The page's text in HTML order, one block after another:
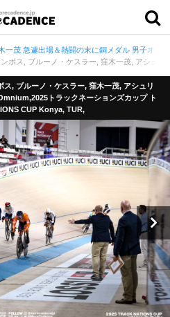
一茂 急遽出場＆熱闘の末に銅メダル 男子オム
ボス, ブルーノ・ケスラー, 窪木一茂, アシュ
ス, ブルーノ・ケスラー, 窪木一茂, アシュリ
トラックネーションズカップ ト
CUP Konya, TUR,